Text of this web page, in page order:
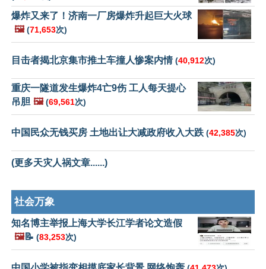
爆炸又来了！济南一厂房爆炸升起巨大火球
🖼️ (71,653次)
目击者揭北京集市推土车撞人惨案内情(40,912次)
重庆一隧道发生爆炸4亡9伤 工人每天提心
吊胆 🖼️ (69,561次)
中国民众无钱买房 土地出让大减政府收入大跌 (42,385次)
(更多天灾人祸文章......)
社会万象
知名博主举报上海大学长江学者论文造假
🖼️📝 (83,253次)